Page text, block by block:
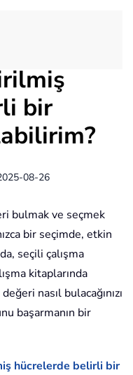
bir
08-26
bulmak ve seçmek
bir seçimde, etkin
seçili çalışma
kitaplarında
nasıl bulacağınızı
başarmanın bir
hücrelerde belirli bir